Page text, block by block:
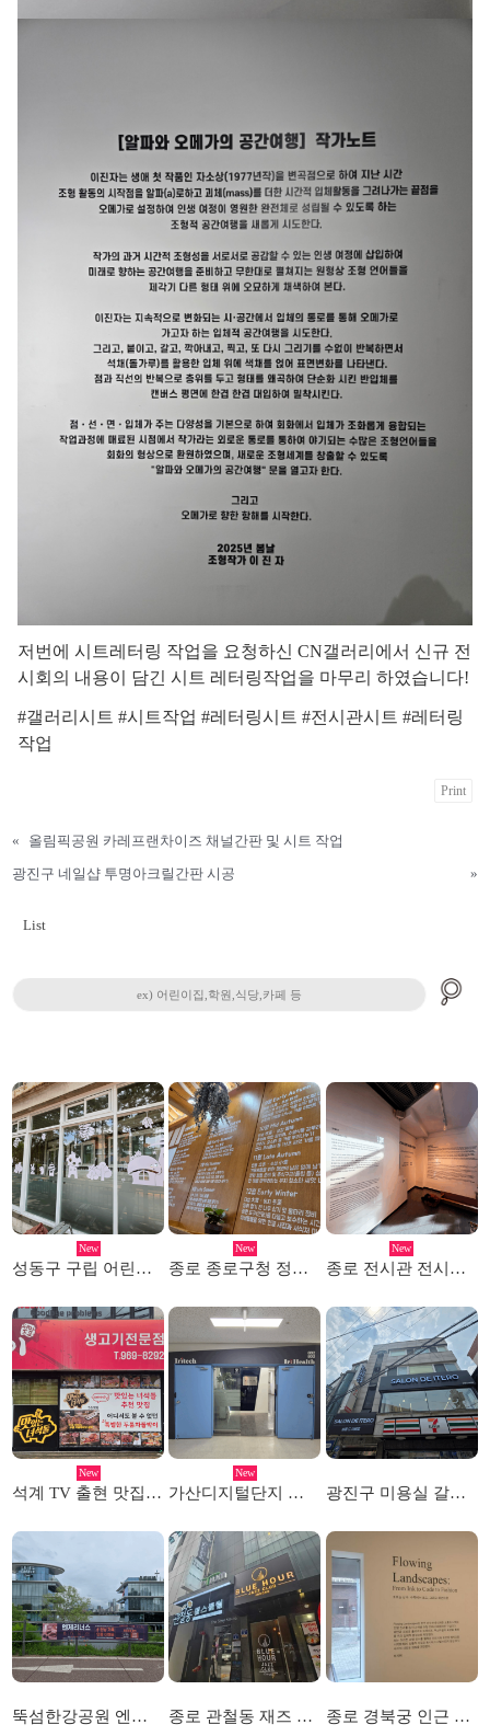
저번에 시트레터링 작업을 요청하신 CN갤러리에서 신규 전
시회의 내용이 담긴 시트 레터링작업을 마무리 하였습니다!
#갤러리시트 #시트작업 #레터링시트 #전시관시트 #레터링
작업
Print
«
올림픽공원 카레프랜차이즈 채널간판 및 시트 작업
광진구 네일샵 투명아크릴간판 시공
»
List
New
성동구 구립 어린이집 선팅시공
New
종로 종로구청 정원사의집 시트레터링 시공
New
종로 전시관 전시회 레터링 투명실사 작업
New
석계 TV 출현 맛집 고깃집 메뉴판 및 선팅시공
New
가산디지털단지 실내 스카시 간판 광진구 미용실 갈바채널 및 돌출간판 시공
뚝섬한강공원 엔제리너스 및 르엘캐슬 현수막시공 종로 관철동 재즈 클럽 외부 간판 및 내부 아크릴 간판 시공 종로 경북궁 인근 전시회 레터링 시트 시공